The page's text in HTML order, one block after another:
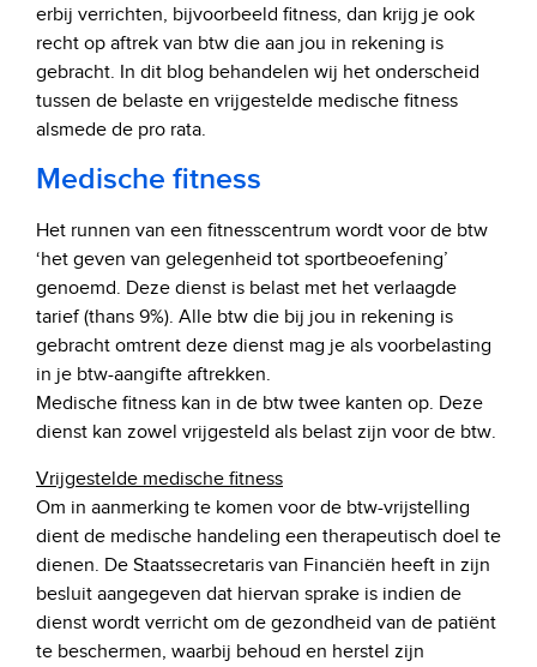
erbij verrichten, bijvoorbeeld fitness, dan krijg je ook
recht op aftrek van btw die aan jou in rekening is
gebracht. In dit blog behandelen wij het onderscheid
tussen de belaste en vrijgestelde medische fitness
alsmede de pro rata.
Medische fitness
Het runnen van een fitnesscentrum wordt voor de btw
‘het geven van gelegenheid tot sportbeoefening’
genoemd. Deze dienst is belast met het verlaagde
tarief (thans 9%). Alle btw die bij jou in rekening is
gebracht omtrent deze dienst mag je als voorbelasting
in je btw-aangifte aftrekken.
Medische fitness kan in de btw twee kanten op. Deze
dienst kan zowel vrijgesteld als belast zijn voor de btw.
Vrijgestelde medische fitness
Om in aanmerking te komen voor de btw-vrijstelling
dient de medische handeling een therapeutisch doel te
dienen. De Staatssecretaris van Financiën heeft in zijn
besluit aangegeven dat hiervan sprake is indien de
dienst wordt verricht om de gezondheid van de patiënt
te beschermen, waarbij behoud en herstel zijn